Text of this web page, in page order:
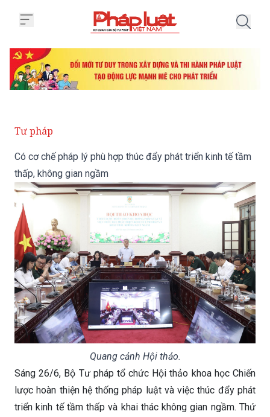
Tư pháp
Có cơ chế pháp lý phù hợp thúc đẩy phát triển kinh tế tầm
thấp, không gian ngầm
Quang cảnh Hội thảo.
Sáng 26/6, Bộ Tư pháp tổ chức Hội thảo khoa học Chiến
lược hoàn thiện hệ thống pháp luật và việc thúc đẩy phát
triển kinh tế tầm thấp và khai thác không gian ngầm. Thứ